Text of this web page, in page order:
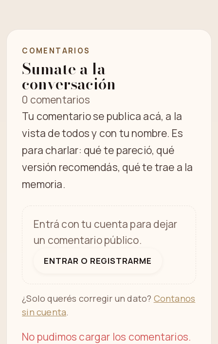
COMENTARIOS
Sumate a la
conversación
0 comentarios
Tu comentario se publica acá, a la
vista de todos y con tu nombre. Es
para charlar: qué te pareció, qué
versión recomendás, qué te trae a la
memoria.
Entrá con tu cuenta para dejar
un comentario público.
ENTRAR O REGISTRARME
¿Solo querés corregir un dato? Contanos
sin cuenta.
No pudimos cargar los comentarios.